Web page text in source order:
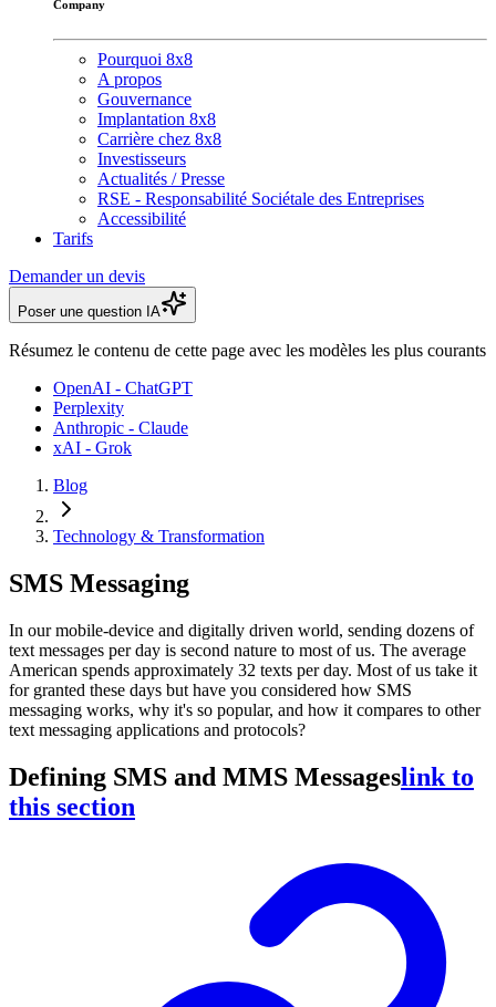
Company
Pourquoi 8x8
A propos
Gouvernance
Implantation 8x8
Carrière chez 8x8
Investisseurs
Actualités / Presse
RSE - Responsabilité Sociétale des Entreprises
Accessibilité
Tarifs
Demander un devis
Poser une question IA
Résumez le contenu de cette page avec les modèles les plus courants
OpenAI - ChatGPT
Perplexity
Anthropic - Claude
xAI - Grok
Blog
Technology & Transformation
SMS Messaging
In our mobile-device and digitally driven world, sending dozens of
text messages per day is second nature to most of us. The average
American spends approximately 32 texts per day. Most of us take it
for granted these days but have you considered how SMS
messaging works, why it's so popular, and how it compares to other
text messaging applications and protocols?
Defining SMS and MMS Messageslink to
this section